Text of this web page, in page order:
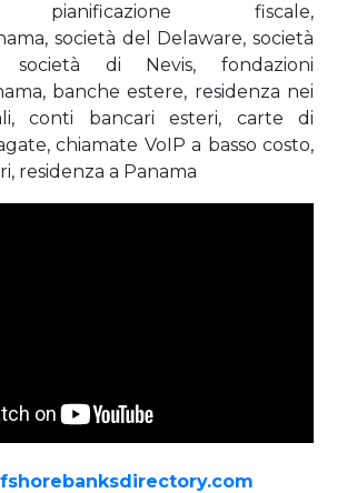
pianificazione fiscale,
società del Delaware, società
di Nevis, fondazioni
banche estere, residenza nei
conti bancari esteri, carte di
chiamate VoIP a basso costo,
residenza a Panama